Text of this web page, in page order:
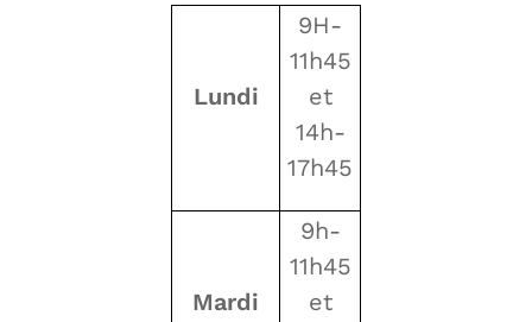
Lundi
9H-
11h45
et
14h-
17h45
Mardi
9h-
11h45
et